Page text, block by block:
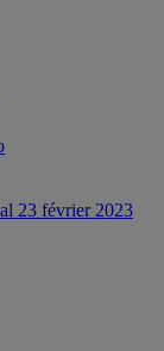
23 février 2023